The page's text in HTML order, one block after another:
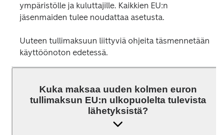
ympäristölle ja kuluttajille. Kaikkien EU:n
jäsenmaiden tulee noudattaa asetusta.
Uuteen tullimaksuun liittyviä ohjeita täsmennetään
käyttöönoton edetessä.
Kuka maksaa uuden kolmen euron
tullimaksun EU:n ulkopuolelta tulevista
lähetyksistä?